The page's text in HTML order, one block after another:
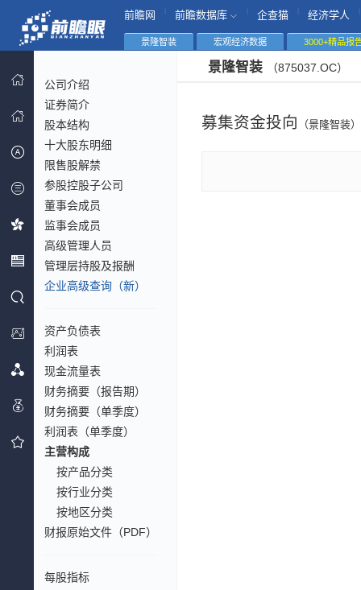
前瞻网 前瞻数据库 企查猫 经济学人
景隆智装 宏观经济数据 3000+精品报
公司介绍
证券简介
股本结构
十大股东明细
限售股解禁
参股控股子公司
董事会成员
监事会成员
高级管理人员
管理层持股及报酬
企业高级查询（新）
资产负债表
利润表
现金流量表
财务摘要（报告期）
财务摘要（单季度）
利润表（单季度）
主营构成
按产品分类
按行业分类
按地区分类
财报原始文件（PDF）
每股指标
景隆智装 （875037.OC）
募集资金投向 （景隆智装）